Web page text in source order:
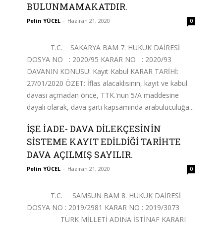
BULUNMAMAKATDIR.
Pelin YÜCEL - Haziran 21, 2020 0
T.C. SAKARYA BAM 7. HUKUK DAİRESİ
DOSYA NO : 2020/95 KARAR NO : 2020/93
DAVANIN KONUSU: Kayıt Kabul KARAR TARİHİ:
27/01/2020 ÖZET: İflas alacaklısının, kayıt ve kabul
davası açmadan önce, TTK.'nun 5/A maddesine
dayalı olarak, dava şartı kapsamında arabuluculuğa...
Devamını Oku
İŞE İADE- DAVA DİLEKÇESİNİN
SİSTEME KAYIT EDİLDİĞİ TARİHTE
DAVA AÇILMIŞ SAYILIR.
Pelin YÜCEL - Haziran 21, 2020 0
T.C. SAMSUN BAM 8. HUKUK DAİRESİ
DOSYA NO : 2019/2981 KARAR NO : 2019/3073
TÜRK MİLLETİ ADINA İSTİNAF KARARI